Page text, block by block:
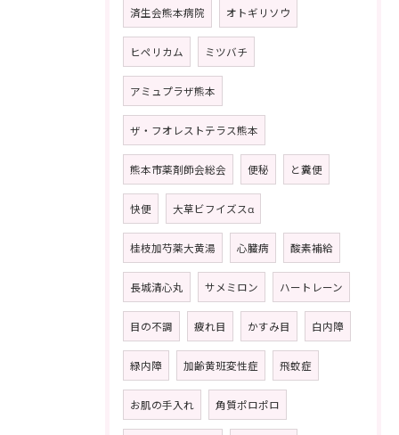
済生会熊本病院 オトギリソウ
ヒペリカム ミツバチ
アミュプラザ熊本
ザ・フオレストテラス熊本
熊本市薬剤師会総会 便秘 と糞便
快便 大草ビフイズスα
桂枝加芍薬大黄湯 心臓病 酸素補給
長城清心丸 サメミロン ハートレーン
目の不調 疲れ目 かすみ目 白内障
緑内障 加齢黄班変性症 飛蚊症
お肌の手入れ 角質ポロポロ